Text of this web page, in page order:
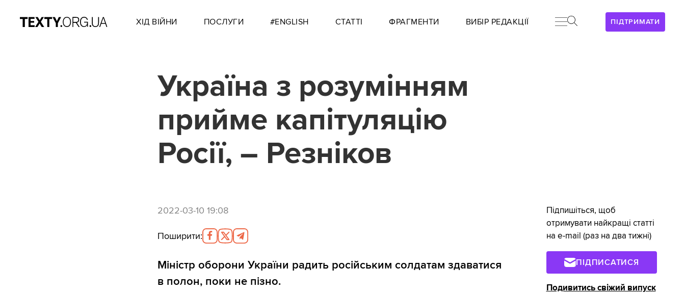
ПІДТРИМАТИ
ХІД ВІЙНИ ПОСЛУГИ #ENGLISH СТАТТІ ФРАГМЕНТИ ВИБІР РЕДАКЦІЇ
Україна з розумінням
прийме капітуляцію
Росії, – Резніков
2022-03-10 19:08
Поширити:
Міністр оборони України радить російським солдатам здаватися
в полон, поки не пізно.
Підпишіться, щоб
отримувати найкращі статті
на e-mail (раз на два тижні)
ПІДПИСАТИСЯ
Подивитись свіжий випуск